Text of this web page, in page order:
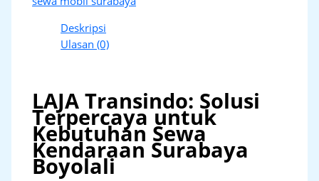
Deskripsi
Ulasan (0)
LAJA Transindo: Solusi
Terpercaya untuk
Kebutuhan Sewa
Kendaraan Surabaya
Boyolali